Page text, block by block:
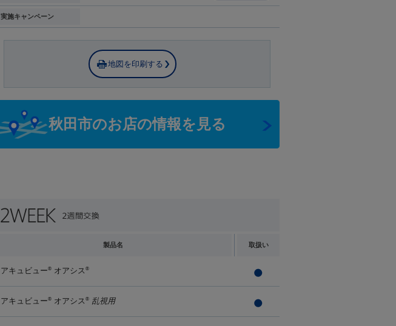
実施キャンペーン
地図を印刷する
秋田市のお店の情報を見る
製品名 取扱い
アキュビュー® オアシス ®
アキュビュー® オアシス ® 乱視用